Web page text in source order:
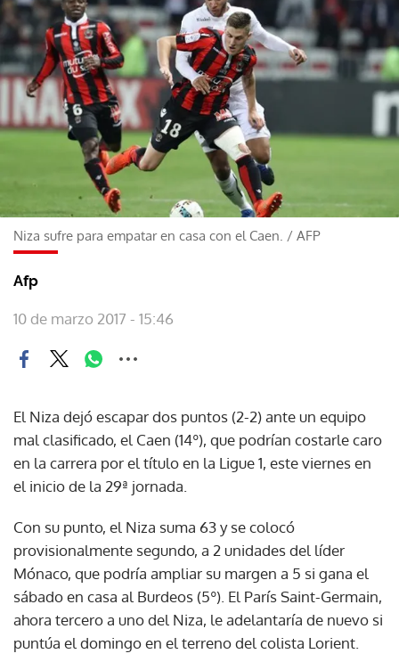
Niza sufre para empatar en casa con el Caen. / AFP
Afp
10 de marzo 2017 - 15:46
El Niza dejó escapar dos puntos (2-2) ante un equipo
mal clasificado, el Caen (14º), que podrían costarle caro
en la carrera por el título en la Ligue 1, este viernes en
el inicio de la 29ª jornada.
Con su punto, el Niza suma 63 y se colocó
provisionalmente segundo, a 2 unidades del líder
Mónaco, que podría ampliar su margen a 5 si gana el
sábado en casa al Burdeos (5º). El París Saint-Germain,
ahora tercero a uno del Niza, le adelantaría de nuevo si
puntúa el domingo en el terreno del colista Lorient.